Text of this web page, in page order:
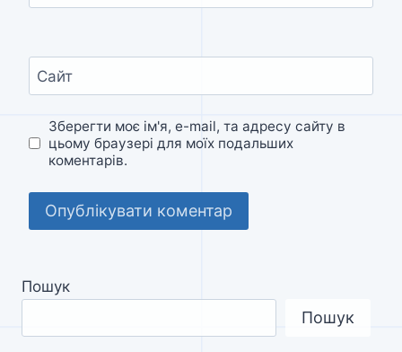
Сайт
Зберегти моє ім'я, e-mail, та адресу сайту в
цьому браузері для моїх подальших
коментарів.
Пошук
Пошук